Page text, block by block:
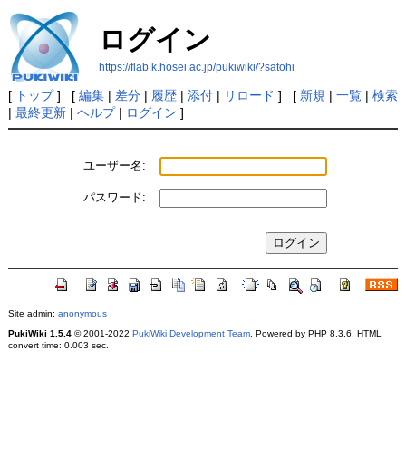
ログイン
https://flab.k.hosei.ac.jp/pukiwiki/?satohi
[ トップ] [ 編集| 差分| 履歴| 添付| リロード ] [ 新規 | 一覧| 検索
| 最終更新| ヘルプ| ログイン ]
ユーザー名:
パスワード:
Site admin: anonymous
PukiWiki 1.5.4© 2001-2022 PukiWiki Development Team. Powered by PHP 8.3.6. HTML
convert time: 0.003 sec.